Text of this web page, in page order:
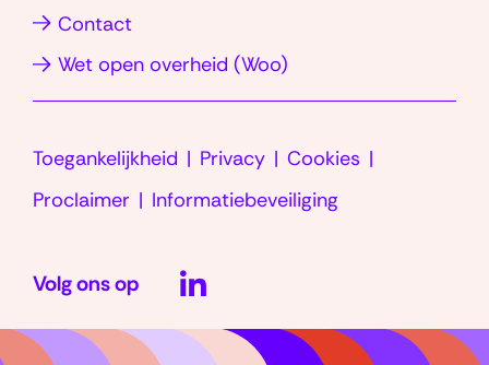
venster)
Contact
Wet open overheid (Woo)
in
venster)
Toegankelijkheid Privacy
Cookies
Proclaimer
Informatiebeveiliging
Volg ons op
in